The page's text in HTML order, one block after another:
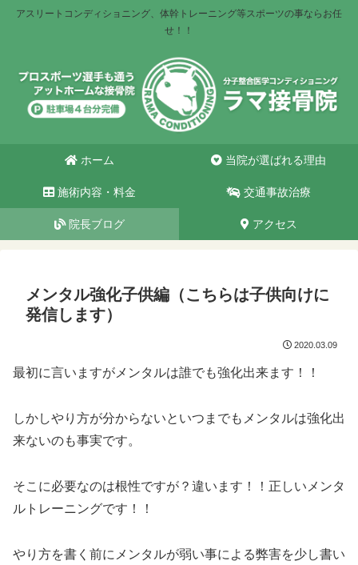
アスリートコンディショニング、体幹トレーニング等スポーツの事ならお任
せ！！
ホーム 当院が選ばれる理由
施術内容・料金 交通事故治療
院長ブログ アクセス
メンタル強化子供編（こちらは子供向けに
発信します）
2020.03.09
最初に言いますがメンタルは誰でも強化出来ます！！
しかしやり方が分からないといつまでもメンタルは強化出
来ないのも事実です。
そこに必要なのは根性ですが？違います！！正しいメンタ
ルトレーニングです！！
やり方を書く前にメンタルが弱い事による弊害を少し書い